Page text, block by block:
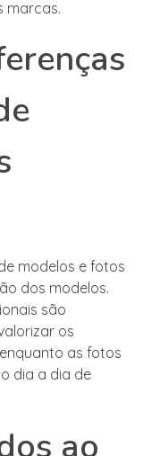
marcas.
modelos e fotos
dos modelos.
são
os
as fotos
dia a dia de
ao